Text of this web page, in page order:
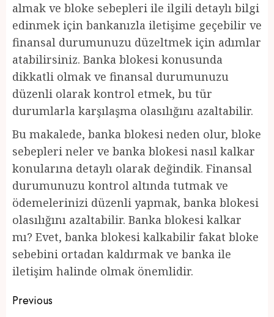
almak ve bloke sebepleri ile ilgili detaylı bilgi
edinmek için bankanızla iletişime geçebilir ve
finansal durumunuzu düzeltmek için adımlar
atabilirsiniz. Banka blokesi konusunda
dikkatli olmak ve finansal durumunuzu
düzenli olarak kontrol etmek, bu tür
durumlarla karşılaşma olasılığını azaltabilir.
Bu makalede, banka blokesi neden olur, bloke
sebepleri neler ve banka blokesi nasıl kalkar
konularına detaylı olarak değindik. Finansal
durumunuzu kontrol altında tutmak ve
ödemelerinizi düzenli yapmak, banka blokesi
olasılığını azaltabilir. Banka blokesi kalkar
mı? Evet, banka blokesi kalkabilir fakat bloke
sebebini ortadan kaldırmak ve banka ile
iletişim halinde olmak önemlidir.
Post
Previous